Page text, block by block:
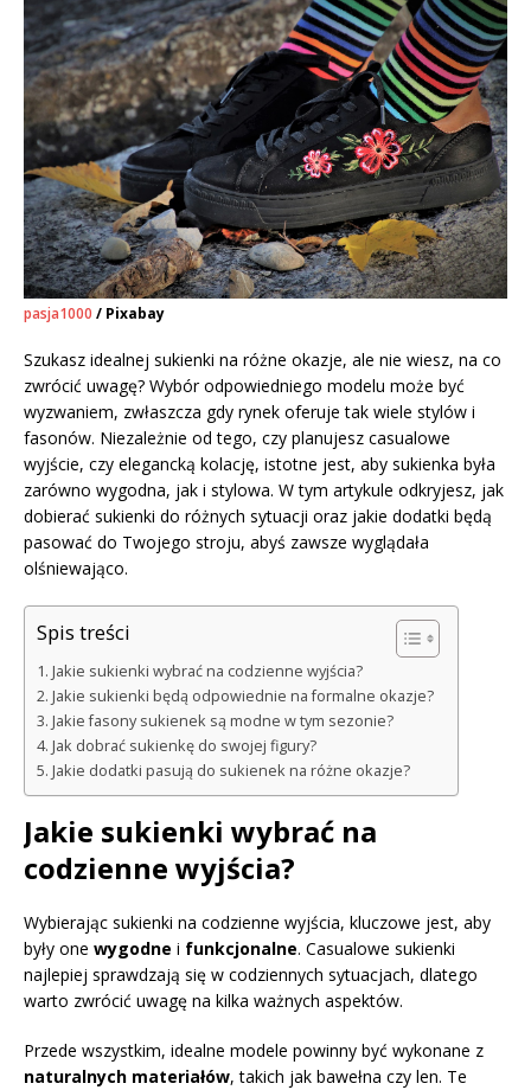
pasja1000 / Pixabay
Szukasz idealnej sukienki na różne okazje, ale nie wiesz, na co
zwrócić uwagę? Wybór odpowiedniego modelu może być
wyzwaniem, zwłaszcza gdy rynek oferuje tak wiele stylów i
fasonów. Niezależnie od tego, czy planujesz casualowe
wyjście, czy elegancką kolację, istotne jest, aby sukienka była
zarówno wygodna, jak i stylowa. W tym artykule odkryjesz, jak
dobierać sukienki do różnych sytuacji oraz jakie dodatki będą
pasować do Twojego stroju, abyś zawsze wyglądała
olśniewająco.
Spis treści
Jakie sukienki wybrać na codzienne wyjścia?
Jakie sukienki będą odpowiednie na formalne okazje?
Jakie fasony sukienek są modne w tym sezonie?
Jak dobrać sukienkę do swojej figury?
Jakie dodatki pasują do sukienek na różne okazje?
Jakie sukienki wybrać na
codzienne wyjścia?
Wybierając sukienki na codzienne wyjścia, kluczowe jest, aby
były one wygodne i funkcjonalne. Casualowe sukienki
najlepiej sprawdzają się w codziennych sytuacjach, dlatego
warto zwrócić uwagę na kilka ważnych aspektów.
Przede wszystkim, idealne modele powinny być wykonane z
naturalnych materiałów, takich jak bawełna czy len. Te